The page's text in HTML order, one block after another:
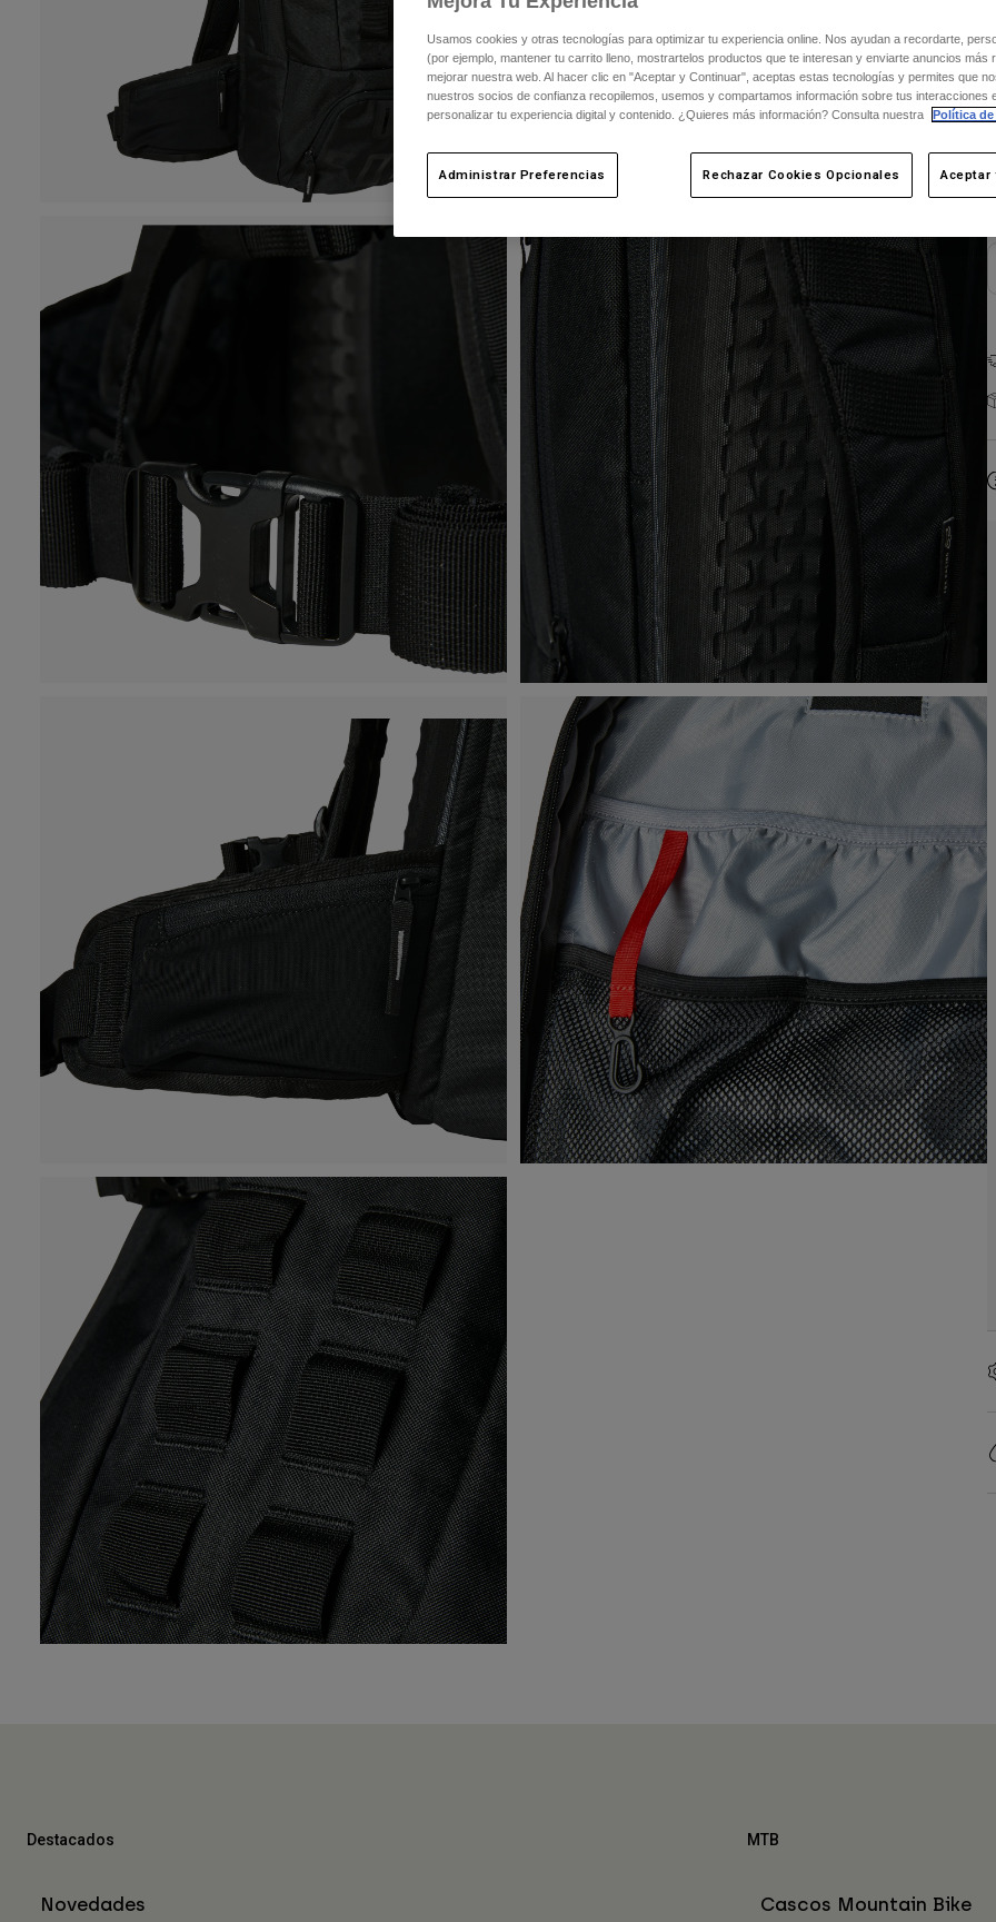
Destacados
Novedades
MTB
Cascos Mountain Bike
Usamos cookies y otras tecnologías para optimizar tu experiencia online. Nos ayudan a recordarte,
(por ejemplo, mantener tu carrito lleno, mostrartelos productos que te interesan y enviarte anuncios más
mejorar nuestra web. Al hacer clic en "Aceptar y Continuar", aceptas estas tecnologías y permites que
nuestros socios de confianza recopilemos, usemos y compartamos información sobre tus interacciones
personalizar tu experiencia digital y contenido. ¿Quieres más información? Consulta nuestra
Política
Administrar Preferencias Rechazar Cookies Opcionales Aceptar